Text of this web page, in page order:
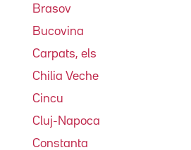
Brasov
Bucovina
Carpats, els
Chilia Veche
Cincu
Cluj-Napoca
Constanta